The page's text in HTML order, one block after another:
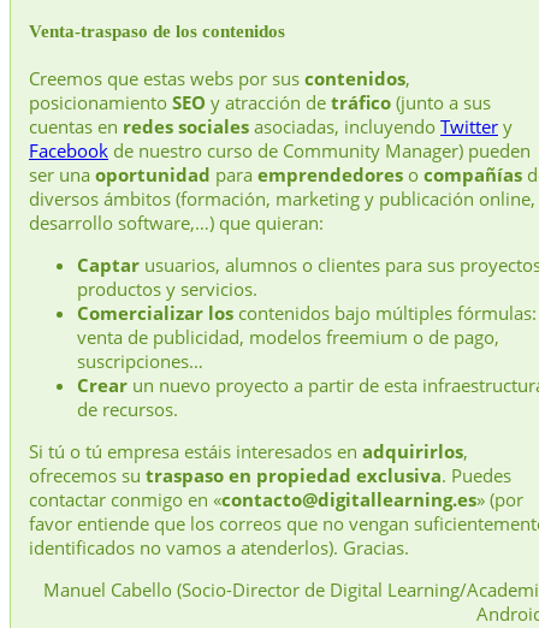
Venta-traspaso de los contenidos
Creemos que estas webs por sus contenidos,
posicionamiento SEO y atracción de tráfico (junto a sus
cuentas en redes sociales asociadas, incluyendo Twitter y
Facebook de nuestro curso de Community Manager) pueden
ser una oportunidad para emprendedores o compañías
diversos ámbitos (formación, marketing y publicación online,
desarrollo software,…) que quieran:
Captar usuarios, alumnos o clientes para sus
productos y servicios.
Comercializar los contenidos bajo múltiples fórmulas:
venta de publicidad, modelos freemium o de pago,
suscripciones…
Crear un nuevo proyecto a partir de esta
de recursos.
Si tú o tú empresa estáis interesados en adquirirlos,
ofrecemos su traspaso en propiedad exclusiva. Puedes
contactar conmigo en «contacto@digitallearning.es» (por
favor entiende que los correos que no vengan
identificados no vamos a atenderlos). Gracias.
Manuel Cabello (Socio-Director de Digital Learning/